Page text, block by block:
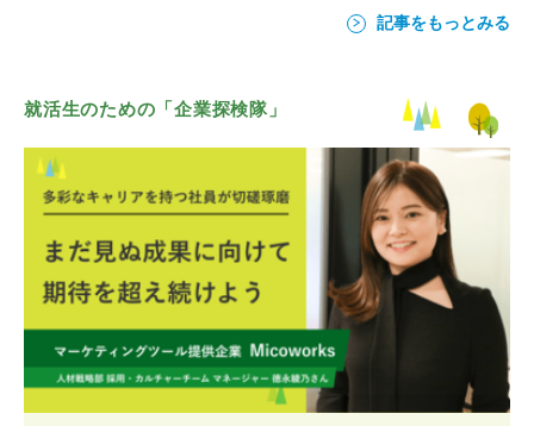
記事をもっとみる
就活生のための「企業探検隊」